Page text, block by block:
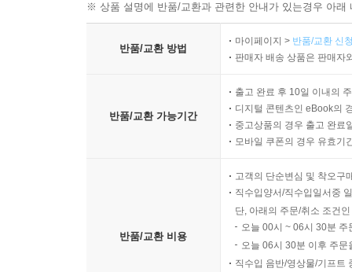
※ 상품 설명에 반품/교환과 관련한 안내가 있는경우 아
반품/교환 방법
마이페이지 > 반품/교환 신
판매자 배송 상품은 판매자
반품/교환 가능기간
출고 완료 후 10일 이내의
디지털 콘텐츠인 eBook의
중고상품의 경우 출고 완료
모바일 쿠폰의 경우 유효기
반품/교환 비용
고객의 단순변심 및 착오구
직수입양서/직수입일서중
단, 아래의 주문/취소 조건
오늘 00시 ~ 06시 30분
오늘 06시 30분 이후 주
직수입 음반/영상물/기프트